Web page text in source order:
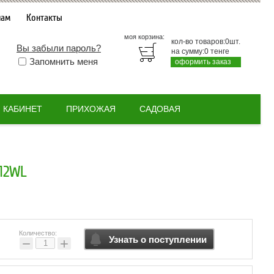
Контакты
Вы забыли пароль?
Запомнить меня
моя корзина:
кол-во товаров:0шт.
на сумму:0 тенге
оформить заказ
КАБИНЕТ ПРИХОЖАЯ САДОВАЯ
Количество:
− + Узнать о поступлении